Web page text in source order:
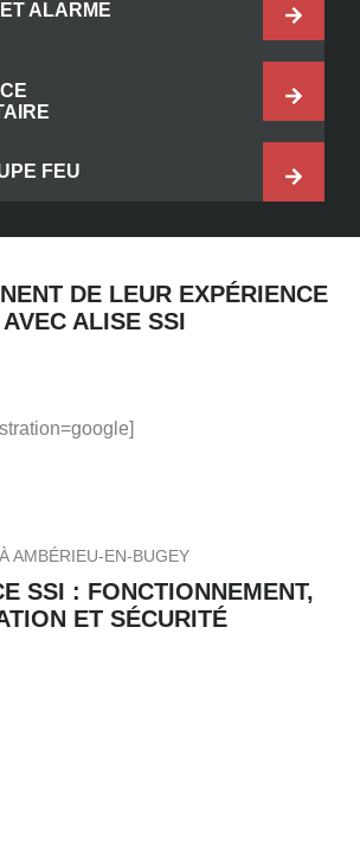
ALARME
FEU
DE LEUR EXPÉRIENCE
AVEC ALISE SSI
AMBÉRIEU-EN-BUGEY
SSI : FONCTIONNEMENT,
ET SÉCURITÉ